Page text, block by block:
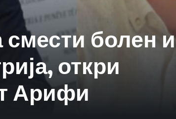
смести болен и
откри
Арифи